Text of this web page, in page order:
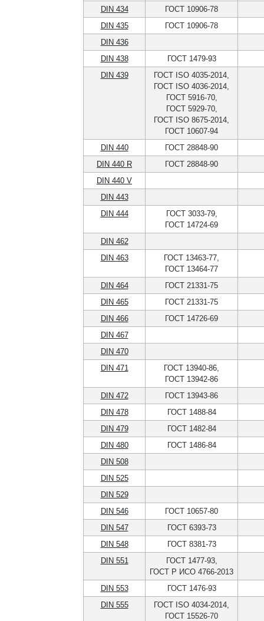
DIN 434
ГОСТ 10906-78
DIN 435
ГОСТ 10906-78
DIN 436
DIN 438
ГОСТ 1479-93
DIN 439
ГОСТ ISO 4035-2014,
ГОСТ ISO 4036-2014,
ГОСТ 5916-70,
ГОСТ 5929-70,
ГОСТ ISO 8675-2014,
ГОСТ 10607-94
DIN 440
ГОСТ 28848-90
DIN 440 R
ГОСТ 28848-90
DIN 440 V
DIN 443
DIN 444
ГОСТ 3033-79,
ГОСТ 14724-69
DIN 462
DIN 463
ГОСТ 13463-77,
ГОСТ 13464-77
DIN 464
ГОСТ 21331-75
DIN 465
ГОСТ 21331-75
DIN 466
ГОСТ 14726-69
DIN 467
DIN 470
DIN 471
ГОСТ 13940-86,
ГОСТ 13942-86
DIN 472
ГОСТ 13943-86
DIN 478
ГОСТ 1488-84
DIN 479
ГОСТ 1482-84
DIN 480
ГОСТ 1486-84
DIN 508
DIN 525
DIN 529
DIN 546
ГОСТ 10657-80
DIN 547
ГОСТ 6393-73
DIN 548
ГОСТ 8381-73
DIN 551
ГОСТ 1477-93,
ГОСТ Р ИСО 4766-2013
DIN 553
ГОСТ 1476-93
DIN 555
ГОСТ ISO 4034-2014,
ГОСТ 15526-70